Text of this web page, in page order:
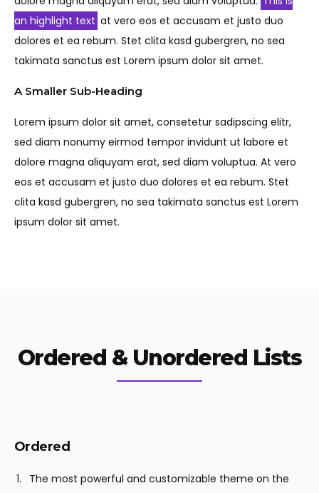
an highlight text at vero eos et accusam et justo duo
dolores et ea rebum. Stet clita kasd gubergren, no sea
takimata sanctus est Lorem ipsum dolor sit amet.
A Smaller Sub-Heading
Lorem ipsum dolor sit amet, consetetur sadipscing elitr,
sed diam nonumy eirmod tempor invidunt ut labore et
dolore magna aliquyam erat, sed diam voluptua. At vero
eos et accusam et justo duo dolores et ea rebum. Stet
clita kasd gubergren, no sea takimata sanctus est Lorem
ipsum dolor sit amet.
Ordered & Unordered Lists
Ordered
The most powerful and customizable theme on the